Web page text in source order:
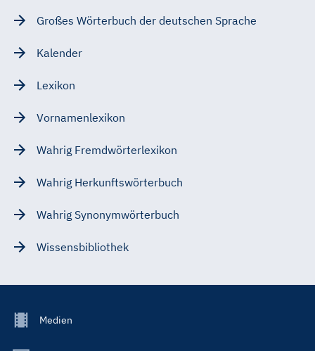
Großes Wörterbuch der deutschen Sprache
Kalender
Lexikon
Vornamenlexikon
Wahrig Fremdwörterlexikon
Wahrig Herkunftswörterbuch
Wahrig Synonymwörterbuch
Wissensbibliothek
FooterMedien